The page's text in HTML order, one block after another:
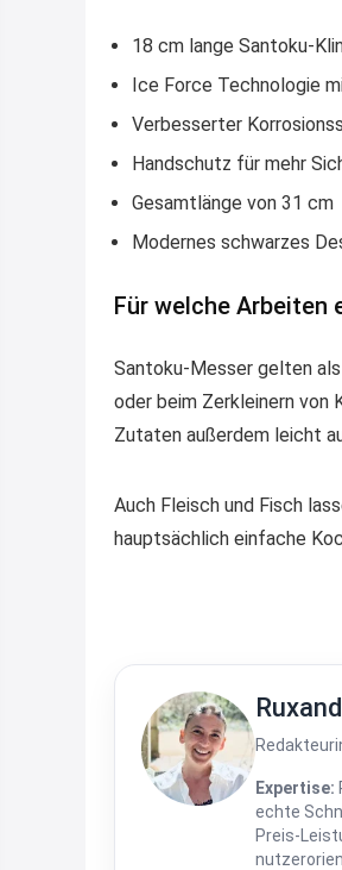
18 cm lange Santoku-
Ice Force Technologie
Verbesserter
Handschutz für mehr
Gesamtlänge von 31 cm
Modernes schwarzes
Für welche Arbeiten
Santoku-Messer gelten
oder beim Zerkleinern von
Zutaten außerdem leicht
Auch Fleisch und Fisch
hauptsächlich einfache
Expertise:
echte
Preis-